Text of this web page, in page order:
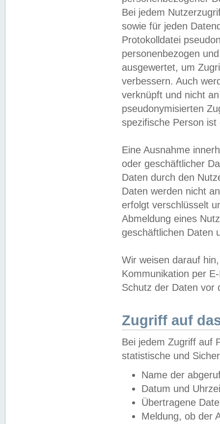
Bei jedem
sowie für jeden
Protokolldatei
personenbezogen
ausgewertet, um
verbessern. Auch
verknüpft und nicht
pseudonymisierten
spezifische Person
Eine Ausnahme
oder geschäftlicher
Daten durch den
Daten werden nicht
erfolgt verschlüsselt
Abmeldung eines
geschäftlichen Daten
Wir weisen darauf
Kommunikation per
Schutz der Daten vor
Zugriff auf
Bei jedem Zugriff auf
statistische und
Name der
Datum und
Übertragene
Meldung, ob der